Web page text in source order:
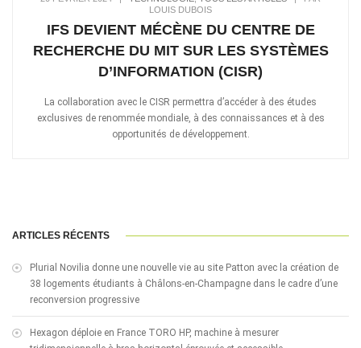
LOUIS DUBOIS
IFS DEVIENT MÉCÈNE DU CENTRE DE
RECHERCHE DU MIT SUR LES SYSTÈMES
D’INFORMATION (CISR)
La collaboration avec le CISR permettra d’accéder à des études
exclusives de renommée mondiale, à des connaissances et à des
opportunités de développement.
ARTICLES RÉCENTS
Plurial Novilia donne une nouvelle vie au site Patton avec la création de
38 logements étudiants à Châlons-en-Champagne dans le cadre d’une
reconversion progressive
Hexagon déploie en France TORO HP, machine à mesurer